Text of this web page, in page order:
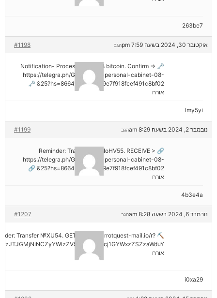
263be7
אוקטובר 30, 2024 בשעה 7:59 pm #1198 הגב
🗝 Notification- Process 1.823548 bitcoin. Confirm =>
https://telegra.ph/Go-to-your-personal-cabinet-08-
25?hs=8664c520642b9e7f918fcef491c8bf02& 🗝
אורח
lmy5yi
נובמבר 2, 2024 בשעה 8:29 am #1199 הגב
🔗 Reminder: Transaction NoHV55. RECEIVE >
https://telegra.ph/Go-to-your-personal-cabinet-08-
25?hs=8664c520642b9e7f918fcef491c8bf02& 🔗
אורח
4b3e4a
נובמבר 6, 2024 בשעה 8:28 am #1207 הגב
Transfer №XU54. GET >> out.carrotquest-mail.io/r?
אורח
i0xa29